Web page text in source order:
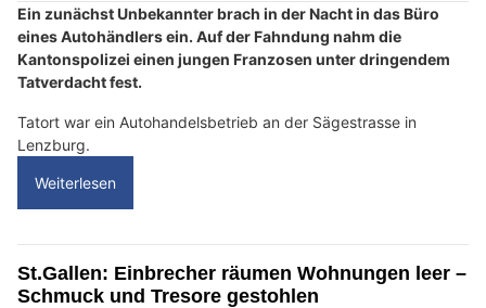
Ein zunächst Unbekannter brach in der Nacht in das Büro
eines Autohändlers ein. Auf der Fahndung nahm die
Kantonspolizei einen jungen Franzosen unter dringendem
Tatverdacht fest.
Tatort war ein Autohandelsbetrieb an der Sägestrasse in
Lenzburg.
Weiterlesen
St.Gallen: Einbrecher räumen Wohnungen leer –
Schmuck und Tresore gestohlen